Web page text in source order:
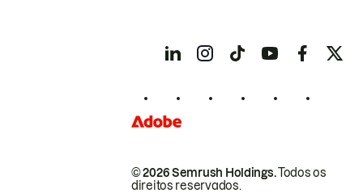
© 2026 Semrush Holdings.Todos os
direitos reservados.